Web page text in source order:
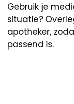
Gebruik je
situatie?
apotheker,
passend is.